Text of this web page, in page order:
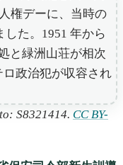
S8321414. CC BY-